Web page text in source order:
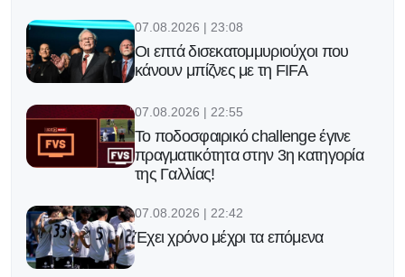
07.08.2026 | 23:08
Οι επτά δισεκατομμυριούχοι που
κάνουν μπίζνες με τη FIFA
07.08.2026 | 22:55
Το ποδοσφαιρικό challenge έγινε
πραγματικότητα στην 3η κατηγορία
της Γαλλίας!
07.08.2026 | 22:42
Έχει χρόνο μέχρι τα επόμενα